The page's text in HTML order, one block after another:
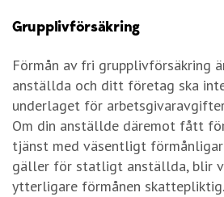
Grupplivförsäkring
Förmån av fri grupplivförsäkring
anställda och ditt företag ska
underlaget för
Om din anställde däremot fått
tjänst med väsentligt
gäller för statligt anställda, blir
ytterligare förmånen skattepliktig.